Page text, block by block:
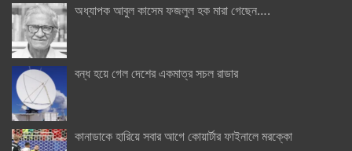
অধ্যাপক আবুল কাসেম ফজলুল হক মারা গেছেন….
বন্ধ হয়ে গেল দেশের একমাত্র সচল রাডার
কানাডাকে হারিয়ে সবার আগে কোয়ার্টার ফাইনালে মরক্কো